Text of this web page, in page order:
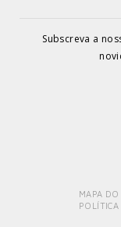
Subscreva a
MAPA DO
POLÍTICA